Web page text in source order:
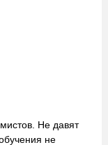
Не давят
не